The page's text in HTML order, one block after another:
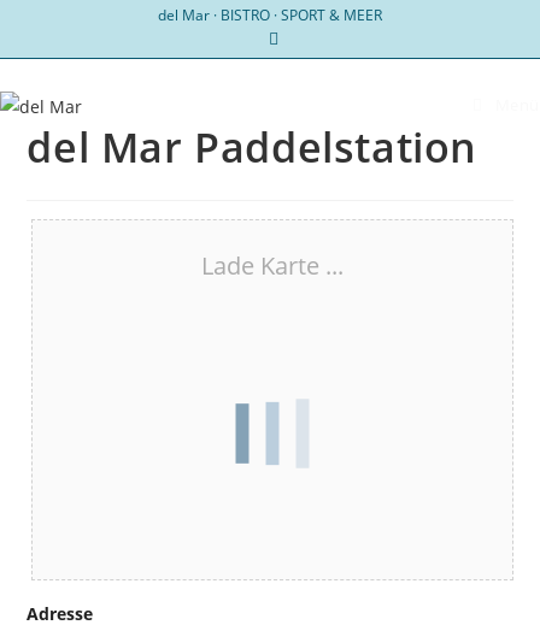
del Mar · BISTRO · SPORT & MEER
del Mar Paddelstation
Lade Karte ...
Adresse